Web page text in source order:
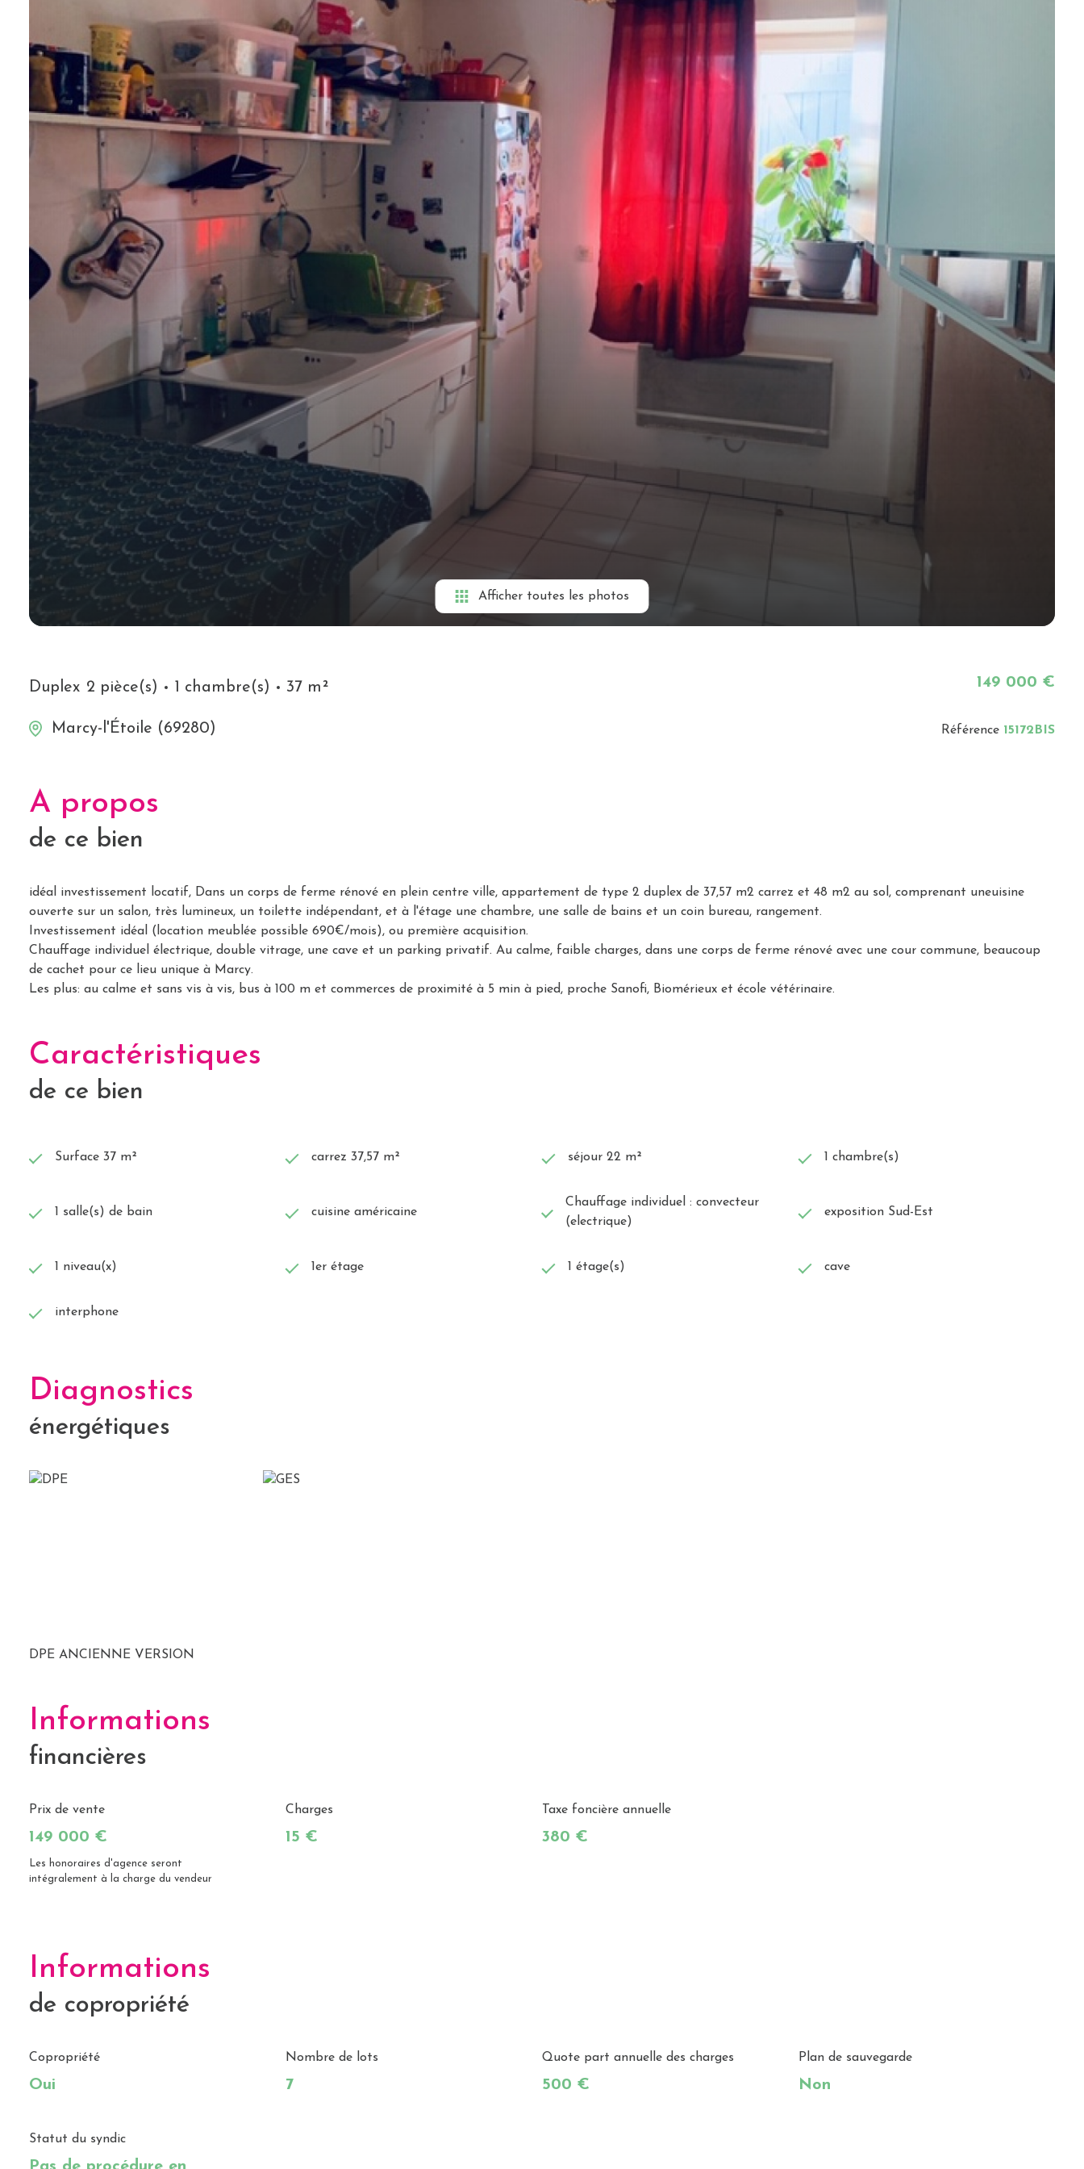
mail
Biens
vendus
Contact
Afficher toutes les photos
Duplex 2 pièce(s) 1 chambre(s) 37 m²
Marcy-l'Étoile (69280)
149 000 €
Référence 15172BIS
A propos
de ce bien
idéal investissement locatif, Dans un corps de ferme rénové en plein centre ville, appartement de type 2 duplex de 37,57 m2 carrez et 48 m2 au sol, comprenant uneuisine
ouverte sur un salon, très lumineux, un toilette indépendant, et à l'étage une chambre, une salle de bains et un coin bureau, rangement.
Investissement idéal (location meublée possible 690€/mois), ou première acquisition.
Chauffage individuel électrique, double vitrage, une cave et un parking privatif. Au calme, faible charges, dans une corps de ferme rénové avec une cour commune, beaucoup
de cachet pour ce lieu unique à Marcy.
Les plus: au calme et sans vis à vis, bus à 100 m et commerces de proximité à 5 min à pied, proche Sanofi, Biomérieux et école vétérinaire.
Caractéristiques
de ce bien
Surface 37 m² carrez 37,57 m² séjour 22 m² 1 chambre(s)
1 salle(s) de bain cuisine américaine
Chauffage individuel : convecteur
(electrique)
exposition Sud-Est
1 niveau(x) 1er étage 1 étage(s) cave
interphone
Diagnostics
énergétiques
DPE ANCIENNE VERSION
Informations
financières
Prix de vente
149 000 €
Les honoraires d'agence seront
intégralement à la charge du vendeur
Charges
15 €
Taxe foncière annuelle
380 €
Informations
de copropriété
Copropriété
Oui
Nombre de lots
7
Quote part annuelle des charges
500 €
Plan de sauvegarde
Non
Statut du syndic